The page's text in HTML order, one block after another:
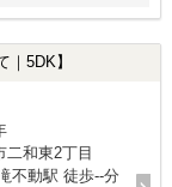
｜5DK】
二和東2丁目
不動駅 徒歩--分